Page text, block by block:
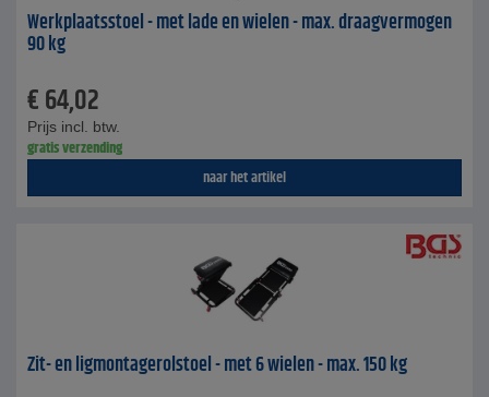
Werkplaatsstoel - met lade en wielen - max. draagvermogen
90 kg
€64,02
Prijs incl. btw.
gratis verzending
naar het artikel
Zit- en ligmontagerolstoel - met 6 wielen - max. 150 kg